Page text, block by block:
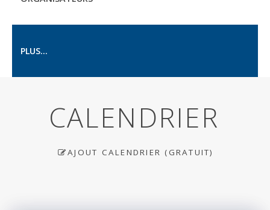
PLUS...
CALENDRIER
AJOUT CALENDRIER (GRATUIT)